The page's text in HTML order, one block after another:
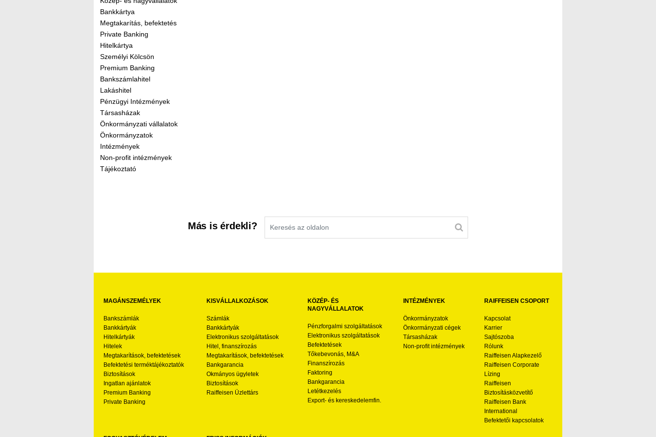
Bankkártya
Megtakarítás, befektetés
Private Banking
Hitelkártya
Személyi Kölcsön
Premium Banking
Bankszámlahitel
Lakáshitel
Pénzügyi Intézmények
Társasházak
Önkormányzati vállalatok
Önkormányzatok
Intézmények
Non-profit intézmények
Tájékoztató
Más is érdekli?
MAGÁNSZEMÉLYEK
Bankszámlák
Bankkártyák
Hitelkártyák
Hitelek
Megtakarítások, befektetések
Befektetési terméktájékoztatók
Biztosítások
Ingatlan ajánlatok
Premium Banking
Private Banking
KISVÁLLALKOZÁSOK
Számlák
Bankkártyák
Elektronikus szolgáltatások
Hitel, finanszírozás
Megtakarítások, befektetések
Bankgarancia
Okmányos ügyletek
Biztosítások
Raiffeisen Üzlettárs
KÖZÉP- ÉS
NAGYVÁLLALATOK
Pénzforgalmi szolgáltatások
Elektronikus szolgáltatások
Befektetések
Tőkebevonás, M&A
Finanszírozás
Faktoring
Bankgarancia
Letétkezelés
Export- és kereskedelemfin.
INTÉZMÉNYEK
Önkormányzatok
Önkormányzati cégek
Társasházak
Non-profit intézmények
RAIFFEISEN CSOPORT
Kapcsolat
Karrier
Sajtószoba
Rólunk
Raiffeisen Alapkezelő
Raiffeisen Corporate
Lízing
Raiffeisen
Biztosításközvetítő
Raiffeisen Bank
International
Befektetői kapcsolatok